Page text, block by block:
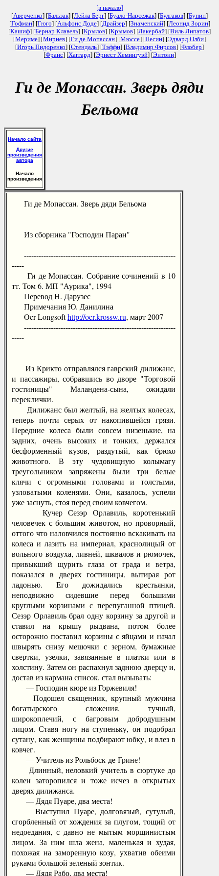
[в начало]
[Аверченко] [Бальзак] [Лейла Берг] [Буало-Нарсежак] [Булгаков] [Бунин]
[Гофман] [Гюго] [Альфонс Доде] [Драйзер] [Знаменский] [Леонид Зорин]
[Кашиф] [Бернар Клавель] [Крылов] [Крымов] [Лакербай] [Виль Липатов]
[Мериме] [Мирнев] [Ги де Мопассан] [Мюссе] [Несин] [Эдвард Олби]
[Игорь Пидоренко] [Стендаль] [Тэффи] [Владимир Фирсов] [Флобер]
[Франс] [Хаггард] [Эрнест Хемингуэй] [Энтони]
Ги де Мопассан. Зверь дяди
Бельома
Начало сайта
Другие
произведения
автора
Начало
произведения
Ги де Мопассан. Зверь дяди Бельома
Из сборника "Господин Паран"
--------------------------------------------------------------
-----
Ги де Мопассан. Собрание сочинений в 10
тт. Том 6. МП "Аурика", 1994
Перевод Н. Дарузес
Примечания Ю. Данилина
Ocr Longsofthttp://ocr.krossw.ru, март 2007
--------------------------------------------------------------
-----
Из Крикто отправлялся гаврский дилижанс,
и пассажиры, собравшись во дворе "Торговой
гостиницы" Маландена-сына, ожидали
переклички.
Дилижанс был желтый, на желтых колесах,
теперь почти серых от накопившейся грязи.
Передние колеса были совсем низенькие, на
задних, очень высоких и тонких, держался
бесформенный кузов, раздутый, как брюхо
животного. В эту чудовищную колымагу
треугольником запряжены были три белые
клячи с огромными головами и толстыми,
узловатыми коленями. Они, казалось, успели
уже заснуть, стоя перед своим ковчегом.
Кучер Сезэр Орлавиль, коротенький
человечек с большим животом, но проворный,
оттого что наловчился постоянно вскакивать на
колеса и лазить на империал, краснолицый от
вольного воздуха, ливней, шквалов и рюмочек,
привыкший щурить глаза от града и ветра,
показался в дверях гостиницы, вытирая рот
ладонью. Его дожидались крестьянки,
неподвижно сидевшие перед большими
круглыми корзинами с перепуганной птицей.
Сезэр Орлавиль брал одну корзину за другой и
ставил на крышу рыдвана, потом более
осторожно поставил корзины с яйцами и начал
швырять снизу мешочки с зерном, бумажные
свертки, узелки, завязанные в платки или в
холстину. Затем он распахнул заднюю дверцу и,
достав из кармана список, стал вызывать:
— Господин кюре из Горжевиля!
Подошел священник, крупный мужчина
богатырского сложения, тучный,
широкоплечий, с багровым добродушным
лицом. Ставя ногу на ступеньку, он подобрал
сутану, как женщины подбирают юбку, и влез в
ковчег.
— Учитель из Рольбоск-де-Грине!
Длинный, неловкий учитель в сюртуке до
колен заторопился и тоже исчез в открытых
дверях дилижанса.
— Дядя Пуаре, два места!
Выступил Пуаре, долговязый, сутулый,
сгорбленный от хождения за плугом, тощий от
недоедания, с давно не мытым морщинистым
лицом. За ним шла жена, маленькая и худая,
похожая на заморенную козу, ухватив обеими
руками большой зеленый зонтик.
— Дядя Рабо, два места!